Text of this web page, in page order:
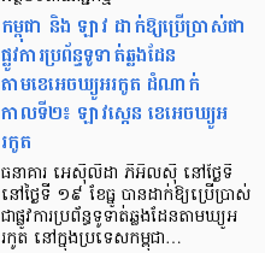
កម្ពុជា និង ឡាវ ដាក់ឱ្យប្រើប្រាស់ជា
ផ្លូវការប្រព័ន្ធទូទាត់ឆ្លងដែន
តាមខេអេចឃ្យូអរកូត ដំណាក់
កាលទី២៖ ឡាវស្កេន ខេអេចឃ្យូអ
រកូត
ធនាគារ អេស៊ីលីដា ភីអិលស៊ី នៅថ្ងៃទី
នៅថ្ងៃទី ១៩ ខែធ្នូ បានដាក់ឱ្យប្រើប្រាស់
ជាផ្លូវការប្រព័ន្ធទូទាត់ឆ្លងដែនតាមឃ្យូអ
រកូត នៅក្នុងប្រទេសកម្ពុជា…